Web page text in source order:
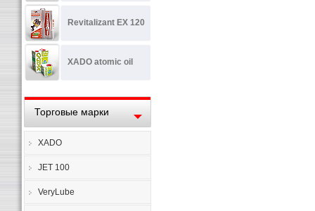
Revitalizant EX 120
XADO atomic oil
Торговые марки
XADO
JET 100
VeryLube